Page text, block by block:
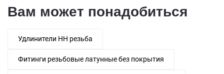
Вам может понадобиться
Удлинители НН резьба
Фитинги резьбовые латунные без покрытия